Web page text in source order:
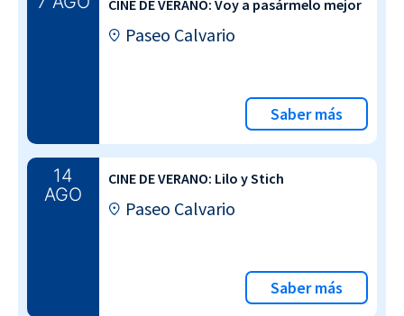
CINE DE VERANO: Voy a pasármelo mejor
Paseo Calvario
Saber más
14
AGO
CINE DE VERANO: Lilo y Stich
Paseo Calvario
Saber más